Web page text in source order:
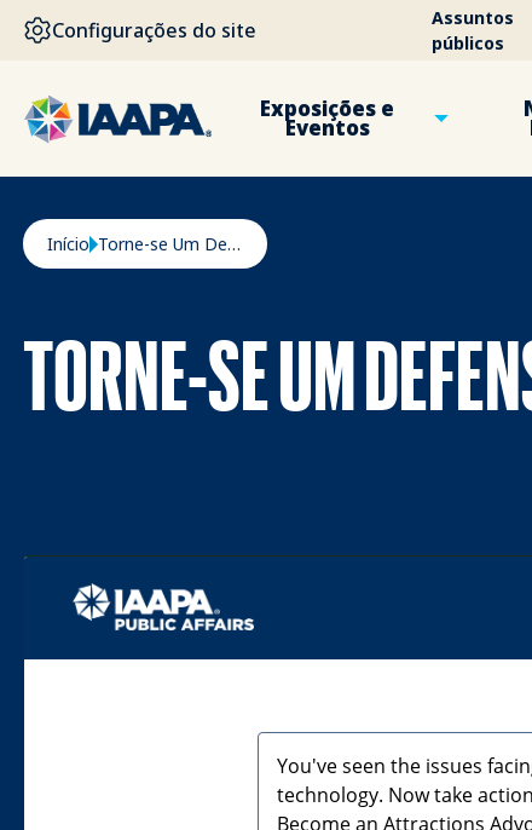
PASSAR PARA O CONTEÚDO PRINCIPAL
Configurações do site
Assuntos
públicos
Exposições e
Eventos
Navegação estrutural
Início Torne-se Um Defensor Das Atracções
TORNE-SE UM